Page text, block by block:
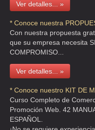
Ver detalles... »
* Conoce nuestra
Con nuestra propuesta
que su empresa necesita
COMPROMISO...
Ver detalles... »
* Conoce nuestro KIT DE
Curso Completo de
Promoción Web. 42
ESPAÑOL.